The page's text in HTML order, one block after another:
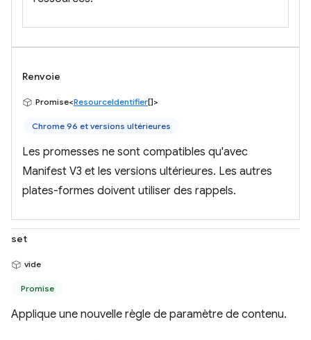
Renvoie
Promise<ResourceIdentifier[]>
Chrome 96 et versions ultérieures
Les promesses ne sont compatibles qu'avec
Manifest V3 et les versions ultérieures. Les autres
plates-formes doivent utiliser des rappels.
set
vide
Promise
Applique une nouvelle règle de paramètre de contenu.